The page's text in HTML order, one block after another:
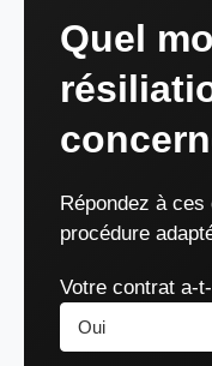
Quel
Répondez à
procédure
Votre contrat a-